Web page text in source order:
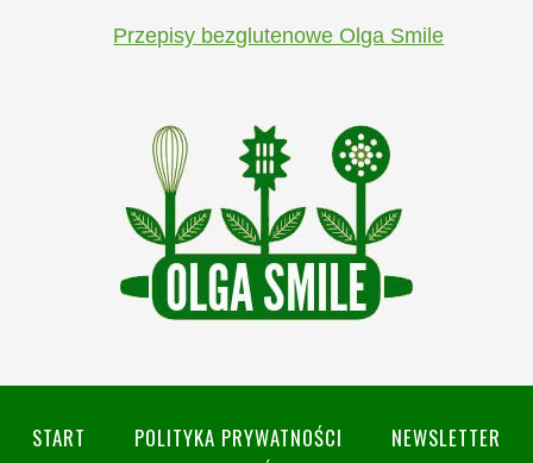
Przepisy bezglutenowe Olga Smile
START POLITYKA PRYWATNOŚCI
NEWSLETTER